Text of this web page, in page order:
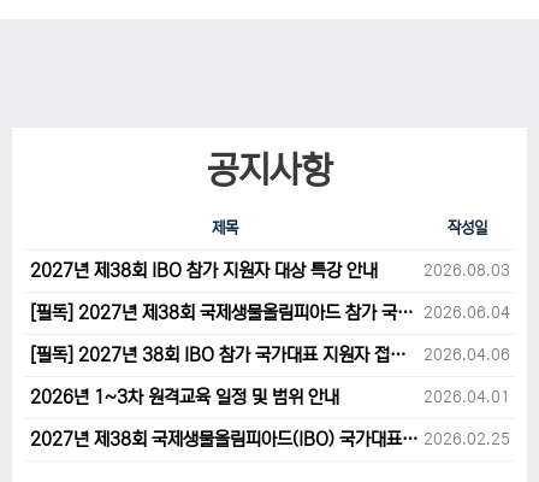
공지사항
제목 작성일
2027년 제38회 IBO 참가 지원자 대상 특강 안내 2026.08.03
[필독] 2027년 제38회 국제생물올림피아드 참가 국가대표 1차후보자 선발고사 범위 및 일정 안내 2026.06.04
[필독] 2027년 38회 IBO 참가 국가대표 지원자 접수 마감 및 원격교육 관련 공지사항 안내입니다. 2026.04.06
2026년 1~3차 원격교육 일정 및 범위 안내 2026.04.01
2027년 제38회 국제생물올림피아드(IBO) 국가대표 후보자 지원 안내 2026.02.25